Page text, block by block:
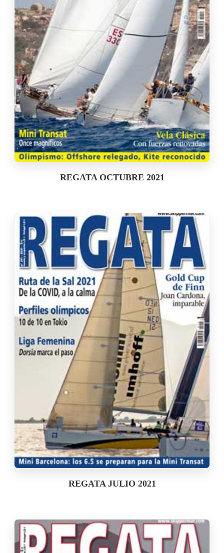
REGATA OCTUBRE 2021
REGATA JULIO 2021